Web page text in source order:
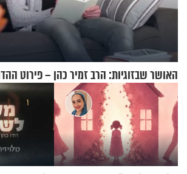
האושר שבזוגיות: הרב זמיר כהן – פירוט